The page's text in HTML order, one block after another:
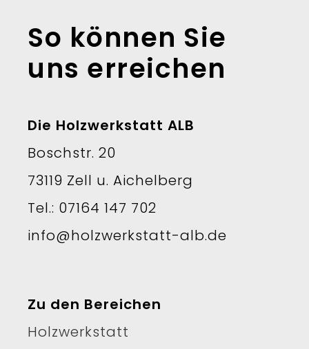
So können Sie
uns erreichen
Die Holzwerkstatt ALB
Boschstr. 20
73119 Zell u. Aichelberg
Tel.: 07164 147 702
info@holzwerkstatt-alb.de
Zu den Bereichen
Holzwerkstatt